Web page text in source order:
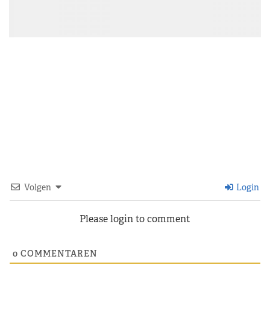
Volgen Login
Please login to comment
0 COMMENTAREN